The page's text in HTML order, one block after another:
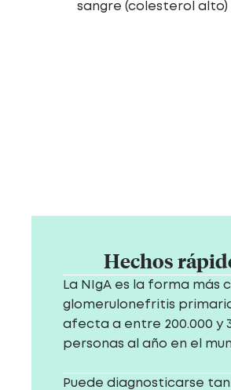
sangre (colesterol alto)
Hechos
La NIgA es la forma más
glomerulonefritis
afecta a entre 200.000 y
personas al año en el
Puede diagnosticarse